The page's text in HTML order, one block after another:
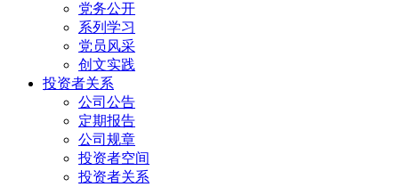
党务公开
系列学习
党员风采
创文实践
投资者关系
公司公告
定期报告
公司规章
投资者空间
投资者关系